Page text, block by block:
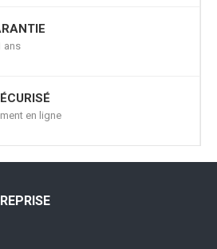
ans
en ligne